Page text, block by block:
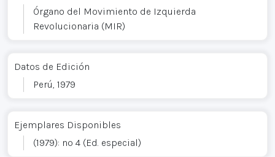
Órgano del Movimiento de Izquierda
Revolucionaria (MIR)
Datos de Edición
Perú, 1979
Ejemplares Disponibles
(1979): nº 4 (Ed. especial)